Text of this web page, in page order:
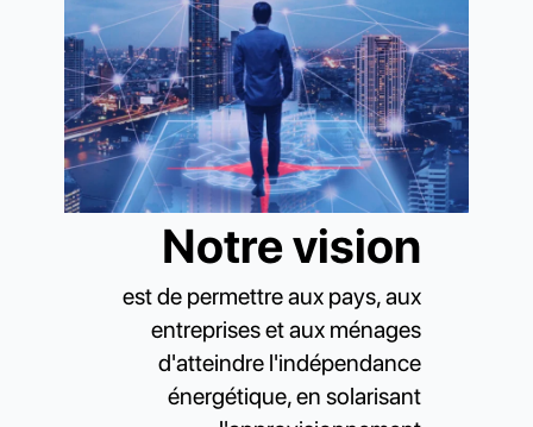
Notre vision
est de permettre aux pays, aux
entreprises et aux ménages
d'atteindre l'indépendance
énergétique, en solarisant